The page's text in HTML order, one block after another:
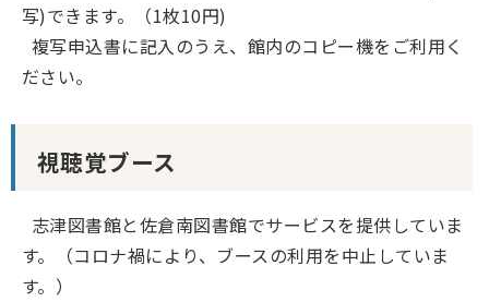
写)できます。（1枚10円)
複写申込書に記入のうえ、館内のコピー機をご利用く
ださい。
視聴覚ブース
志津図書館と佐倉南図書館でサービスを提供していま
す。（コロナ禍により、ブースの利用を中止していま
す。）